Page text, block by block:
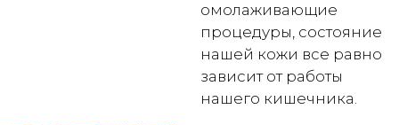
омолаживающие
процедуры, состояние
нашей кожи все равно
зависит от работы
нашего кишечника.